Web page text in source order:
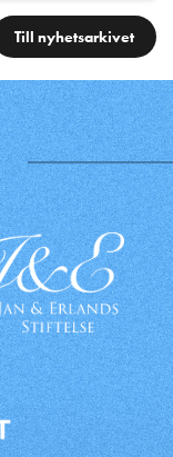
Till nyhetsarkivet